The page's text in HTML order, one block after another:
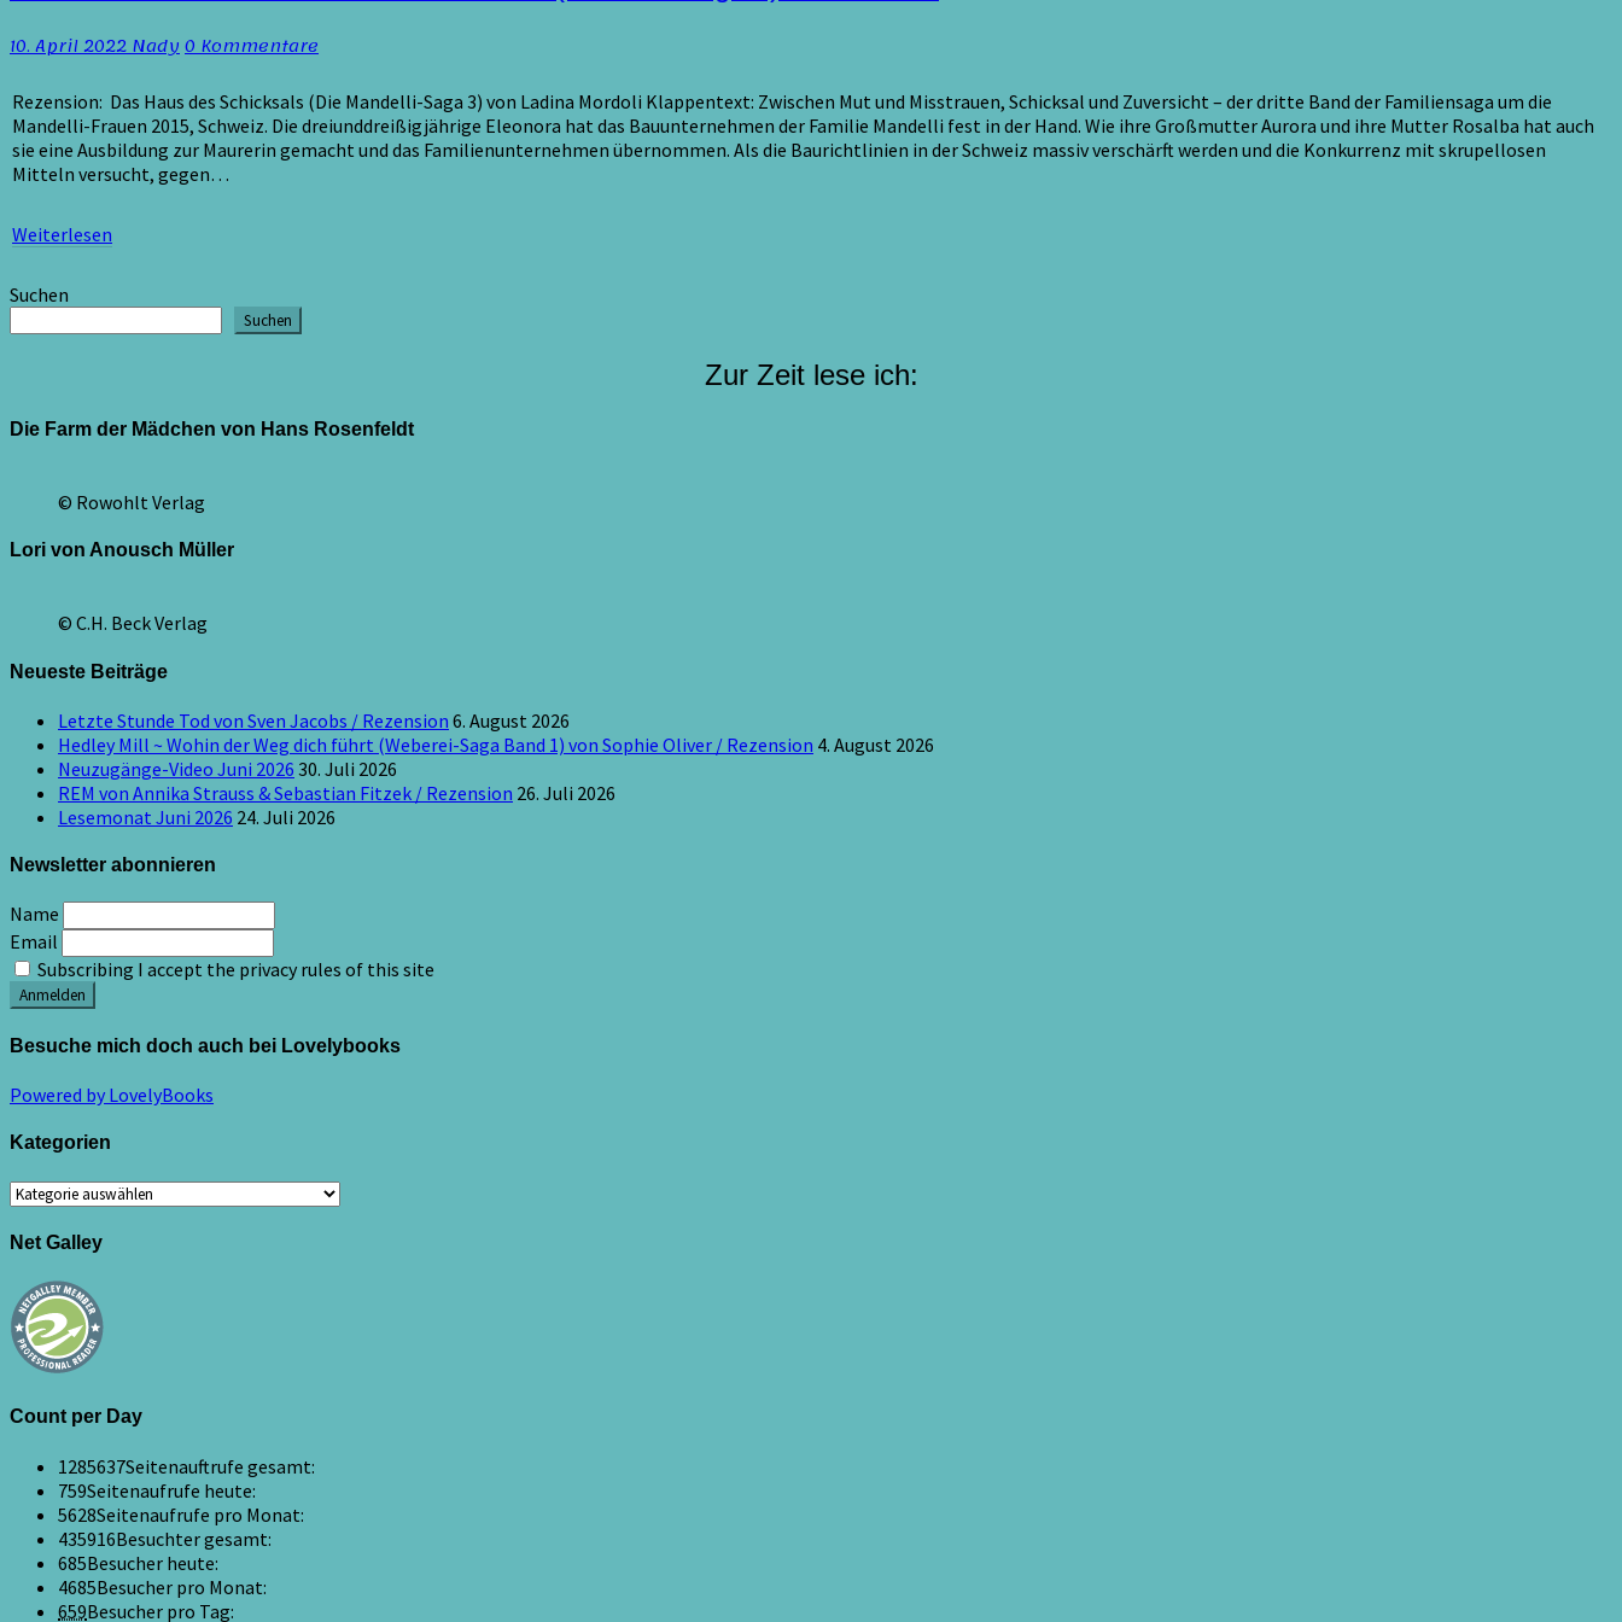
Bordoli
Das
des
Schicksals
(Mandelli-
Saga
/
Rezension
10. April 2022NadyKommentare
0 Kommentare
Rezension: Das Haus des Schicksals (Die Mandelli-Saga 3) von Ladina Mordoli Klappentext: Zwischen Mut und Misstrauen, Schicksal und Zuversicht – der dritte Band der Familiensaga um die
Mandelli-Frauen 2015, Schweiz. Die dreiunddreißigjährige Eleonora hat das Bauunternehmen der Familie Mandelli fest in der Hand. Wie ihre Großmutter Aurora und ihre Mutter Rosalba hat auch
sie eine Ausbildung zur Maurerin gemacht und das Familienunternehmen übernommen. Als die Baurichtlinien in der Schweiz massiv verschärft werden und die Konkurrenz mit skrupellosen
Mitteln versucht, gegen…
Weiterlesen
Suchen
Suchen
Zur Zeit lese ich:
Die Farm der Mädchen von Hans Rosenfeldt
© Rowohlt Verlag
Lori von Anousch Müller
© C.H. Beck Verlag
Neueste Beiträge
Letzte Stunde Tod von Sven Jacobs / Rezension 6. August 2026
Hedley Mill ~ Wohin der Weg dich führt (Weberei-Saga Band 1) von Sophie Oliver / Rezension 4. August 2026
Neuzugänge-Video Juni 2026 30. Juli 2026
REM von Annika Strauss & Sebastian Fitzek / Rezension 26. Juli 2026
Lesemonat Juni 2026 24. Juli 2026
Newsletter abonnieren
Name
Email
Subscribing I accept the privacy rules of this site
Besuche mich doch auch bei Lovelybooks
Powered by LovelyBooks
Kategorien
Kategorien
Net Galley
Count per Day
1285637Seitenauftrufe gesamt:
759Seitenaufrufe heute:
5628Seitenaufrufe pro Monat:
435916Besuchter gesamt:
685Besucher heute:
4685Besucher pro Monat:
659Besucher pro Tag: